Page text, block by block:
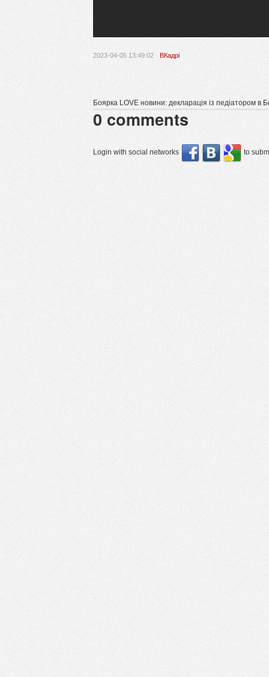
2023-04-05 13:49:02 · ВКадрі
Боярка LOVE новини: декларація із педіатором в
0 comments
Login with social networks to